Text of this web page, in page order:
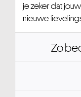
je zeker dat
nieuwe
Zo